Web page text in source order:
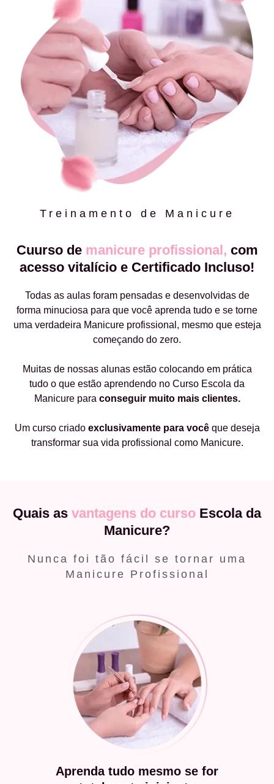
Treinamento de Manicure
Cuurso de manicure profissional, com
acesso vitalício e Certificado Incluso!
Todas as aulas foram pensadas e desenvolvidas de
forma minuciosa para que você aprenda tudo e se torne
uma verdadeira Manicure profissional, mesmo que esteja
começando do zero.
Muitas de nossas alunas estão colocando em prática
tudo o que estão aprendendo no Curso Escola da
Manicure para conseguir muito mais clientes.
Um curso criado exclusivamente para vocêque deseja
transformar sua vida profissional como Manicure.
Quais as vantagens do curso Escola da
Manicure?
Nunca foi tão fácil se tornar uma
Manicure Profissional
Aprenda tudo mesmo se for